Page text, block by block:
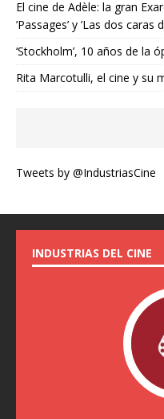
El cine de Adèle: la gran
’Passages’ y ’Las dos caras
‘Stockholm’, 10 años de la
Rita Marcotulli, el cine y su
Tweets by @IndustriasCine
INDUSTRIAS DEL CINE